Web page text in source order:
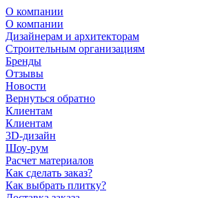
О компании
О компании
Дизайнерам и архитекторам
Строительным организациям
Бренды
Отзывы
Новости
Вернуться обратно
Клиентам
Клиентам
3D-дизайн
Шоу-рум
Расчет материалов
Как сделать заказ?
Как выбрать плитку?